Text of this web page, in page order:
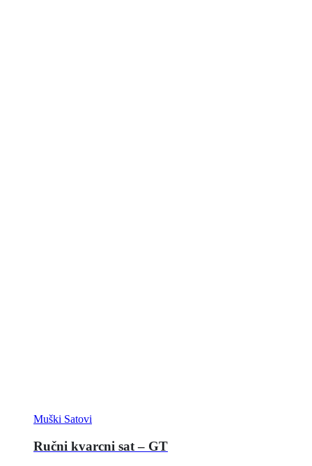
Muški Satovi
Ručni kvarcni sat – GT